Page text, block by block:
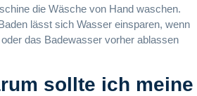
die Wäsche von Hand waschen.
lässt sich Wasser einsparen, wenn
das Badewasser vorher ablassen
sollte ich meine